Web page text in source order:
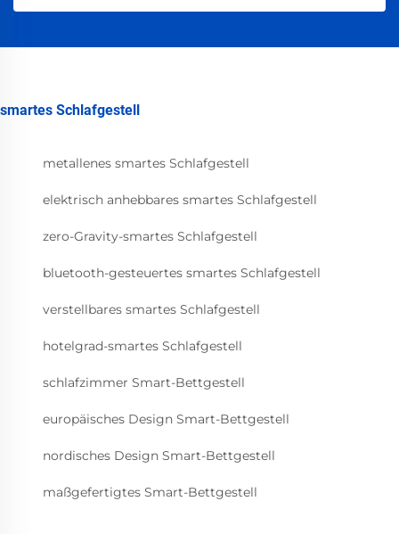
smartes Schlafgestell
metallenes smartes Schlafgestell
elektrisch anhebbares smartes Schlafgestell
zero-Gravity-smartes Schlafgestell
bluetooth-gesteuertes smartes Schlafgestell
verstellbares smartes Schlafgestell
hotelgrad-smartes Schlafgestell
schlafzimmer Smart-Bettgestell
europäisches Design Smart-Bettgestell
nordisches Design Smart-Bettgestell
maßgefertigtes Smart-Bettgestell